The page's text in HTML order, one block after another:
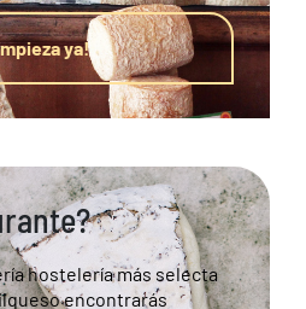
ya!
hostelería más selecta
encontrarás